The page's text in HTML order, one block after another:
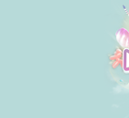
Panneau de